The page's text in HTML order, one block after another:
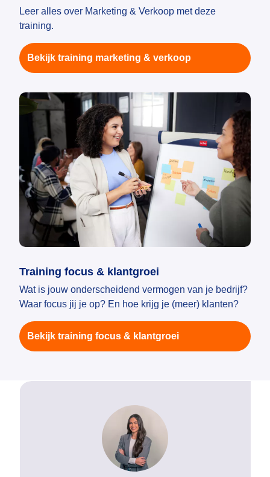
Leer alles over Marketing & Verkoop met deze
training.
Bekijk training marketing & verkoop
Training focus & klantgroei
Wat is jouw onderscheidend vermogen van je bedrijf?
Waar focus jij je op? En hoe krijg je (meer) klanten?
Bekijk training focus & klantgroei